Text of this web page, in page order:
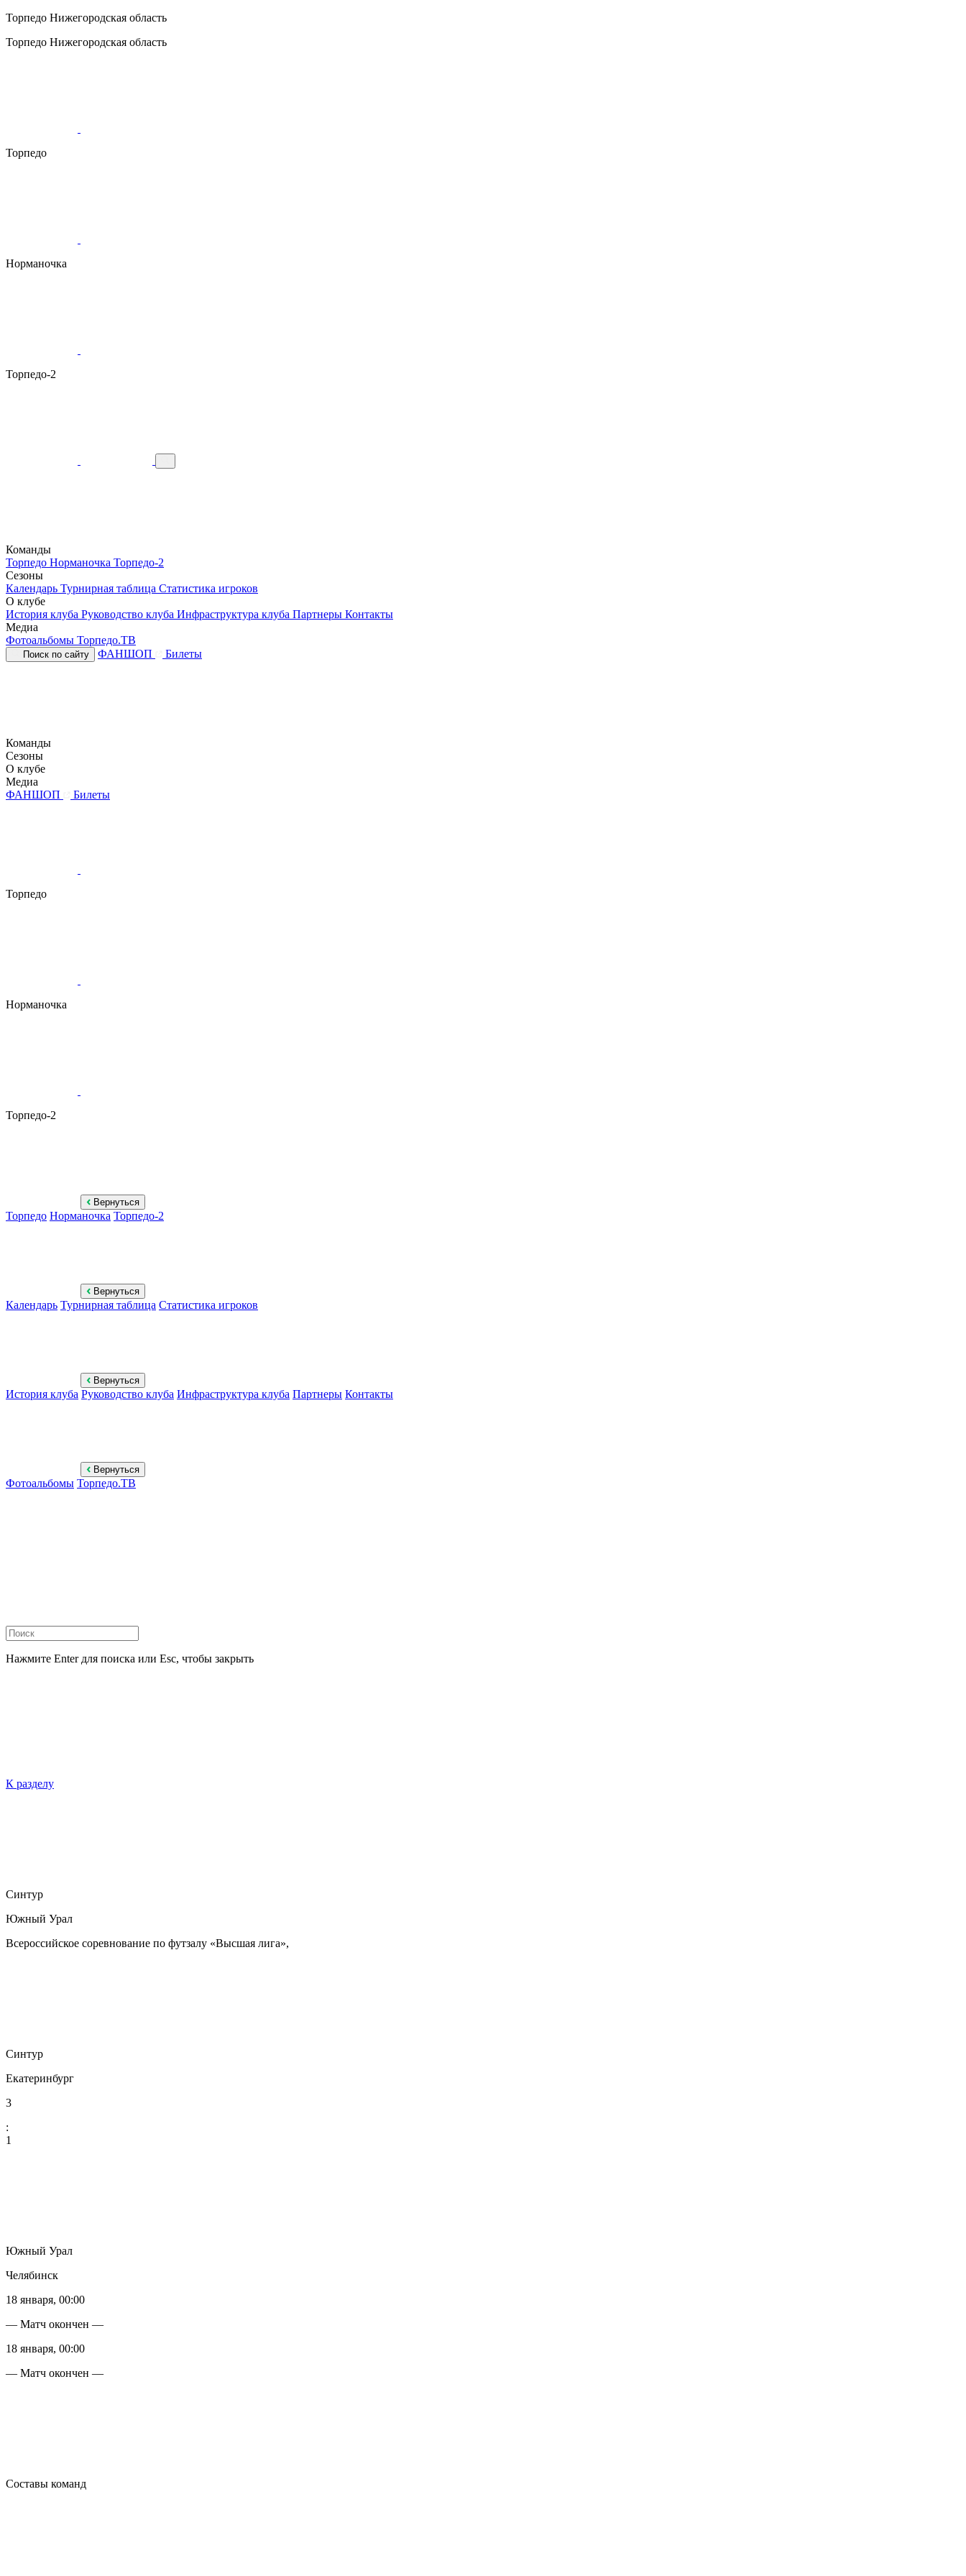
Торпедо Нижегородская область
Торпедо Нижегородская область
Торпедо
Норманочка
Торпедо-2
Команды
Торпедо Норманочка Торпедо-2
Сезоны
Календарь Турнирная таблица Статистика игроков
О клубе
История клуба Руководство клуба Инфраструктура клуба Партнеры Контакты
Медиа
Фотоальбомы Торпедо.ТВ
Поиск по сайту ФАНШОП Билеты
Команды
Сезоны
О клубе
Медиа
ФАНШОП
Билеты
Торпедо
Норманочка
Торпедо-2
Вернуться
Торпедо Норманочка Торпедо-2
Вернуться
Календарь Турнирная таблица Статистика игроков
Вернуться
История клуба Руководство клуба Инфраструктура клуба Партнеры Контакты
Вернуться
Фотоальбомы Торпедо.ТВ
Нажмите Enter для поиска или Esc, чтобы закрыть
К разделу
Синтур
Южный Урал
Всероссийское соревнование по футзалу «Высшая лига»,
Синтур
Екатеринбург
3
:
1
Южный Урал
Челябинск
18 января, 00:00
— Матч окончен —
18 января, 00:00
— Матч окончен —
Составы команд